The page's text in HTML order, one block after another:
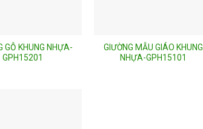
GỖ KHUNG NHỰA-
GPH15201
GIƯỜNG MẪU GIÁO KHUNG
NHỰA-GPH15101